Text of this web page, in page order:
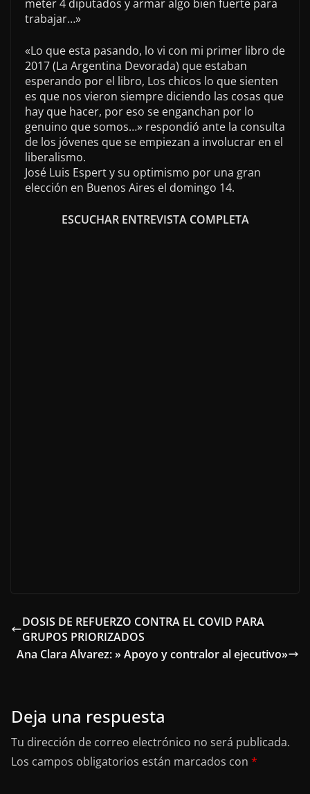
meter 4 diputados y armar algo bien fuerte para
trabajar…»
«Lo que esta pasando, lo vi con mi primer libro de
2017 (La Argentina Devorada) que estaban
esperando por el libro, Los chicos lo que sienten
es que nos vieron siempre diciendo las cosas que
hay que hacer, por eso se enganchan por lo
genuino que somos…» respondió ante la consulta
de los jóvenes que se empiezan a involucrar en el
liberalismo.
José Luis Espert y su optimismo por una gran
elección en Buenos Aires el domingo 14.
ESCUCHAR ENTREVISTA COMPLETA
DOSIS DE REFUERZO CONTRA EL COVID PARA
GRUPOS PRIORIZADOS
Ana Clara Alvarez: » Apoyo y contralor al ejecutivo»
Deja una respuesta
Tu dirección de correo electrónico no será publicada.
Los campos obligatorios están marcados con *